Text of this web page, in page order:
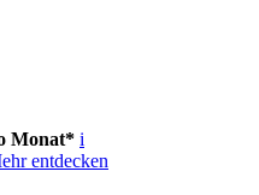
Monat* i
entdecken